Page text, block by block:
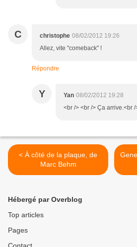
C christophe 08/02/2012 19:26
Allez, vite "comeback" !
Répondre
Y Yan 08/02/2012 19:28
<br /> <br /> Ça arrive.<br
< À côté de la plaque, de
Marc Behm
Hébergé par Overblog
Top articles
Pages